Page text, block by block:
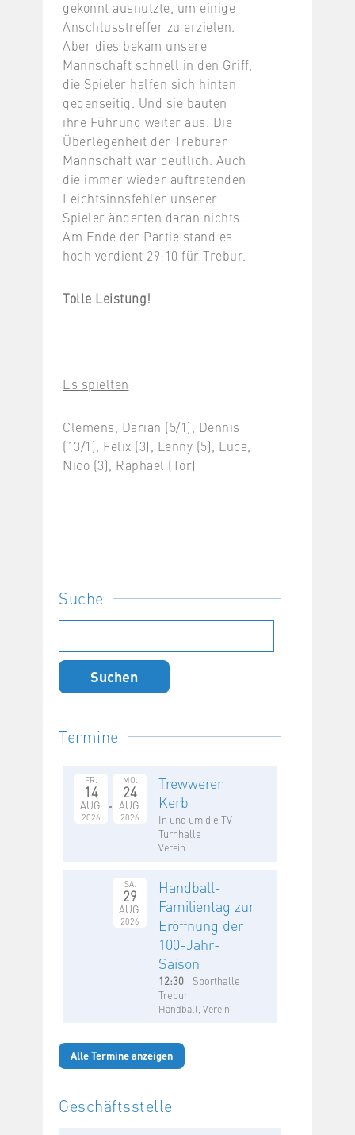
gekonnt ausnutzte, um einige
Anschlusstreffer zu erzielen.
Aber dies bekam unsere
Mannschaft schnell in den Griff,
die Spieler halfen sich hinten
gegenseitig. Und sie bauten
ihre Führung weiter aus. Die
Überlegenheit der Treburer
Mannschaft war deutlich. Auch
die immer wieder auftretenden
Leichtsinnsfehler unserer
Spieler änderten daran nichts.
Am Ende der Partie stand es
hoch verdient 29:10 für Trebur.
Tolle Leistung!
Es spielten
Clemens, Darian (5/1), Dennis
(13/1), Felix (3), Lenny (5), Luca,
Nico (3), Raphael (Tor)
Suche
nach:
Termine
FR.
14
AUG.
2026
MO.
24
AUG.
2026
Trewwerer
Kerb
In und um die TV
Turnhalle
Verein
SA.
29
AUG.
2026
Handball-
Familientag zur
Eröffnung der
100-Jahr-
Saison
12:30
Sporthalle
Trebur
Handball, Verein
Alle Termine anzeigen
Geschäftsstelle